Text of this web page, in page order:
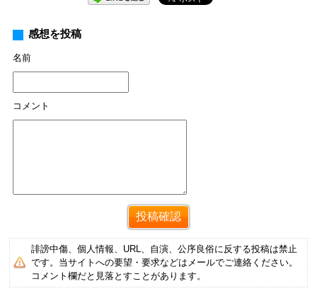
感想を投稿
名前
コメント
誹謗中傷、個人情報、URL、自演、公序良俗に反する投稿は禁止
です。当サイトへの要望・要求などはメールでご連絡ください。
コメント欄だと見落とすことがあります。